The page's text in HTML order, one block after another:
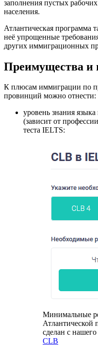
заполнения пустых
населения.
Атлантическая программа
неё упрощенные
других иммиграционных
Преимущества и
К плюсам иммиграции по
провинций можно отнести:
уровень знания
(зависит от
теста IELTS:
Минимальные
сделан с нашего
CLB